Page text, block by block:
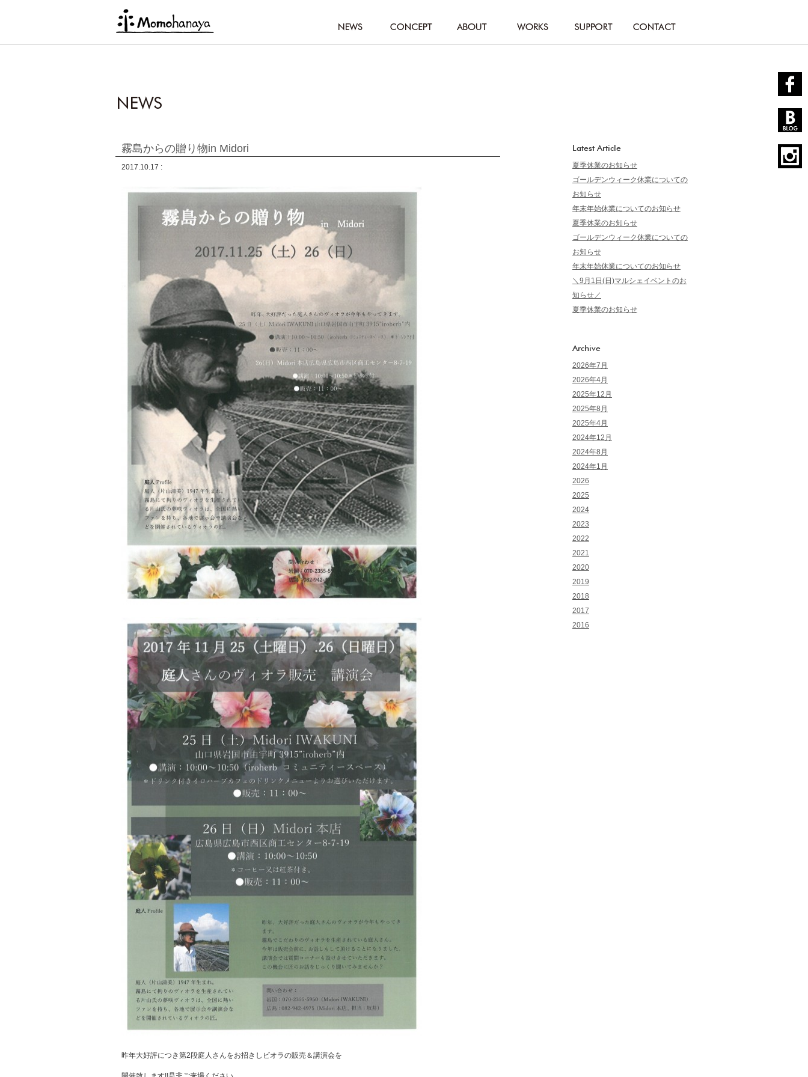
霧島からの贈り物in Midori
2017.10.17 :
昨年大好評につき第2段庭人さんをお招きしビオラの販売＆講演会を
Latest Article
夏季休業のお知らせ
ゴールデンウィーク休業についての
お知らせ
年末年始休業についてのお知らせ
夏季休業のお知らせ
ゴールデンウィーク休業についての
お知らせ
年末年始休業についてのお知らせ
＼9月1日(日)マルシェイベントのお
知らせ／
夏季休業のお知らせ
Archive
2026年7月
2026年4月
2025年12月
2025年8月
2025年4月
2024年12月
2024年8月
2024年1月
2026
2025
2024
2023
2022
2021
2020
2019
2018
2017
2016